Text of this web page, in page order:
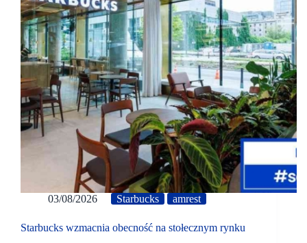
03/08/2026 Starbucks amrest
Starbucks wzmacnia obecność na stołecznym rynku